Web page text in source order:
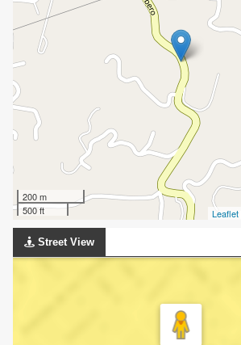
200 m
500 ft
Leaflet
Street View